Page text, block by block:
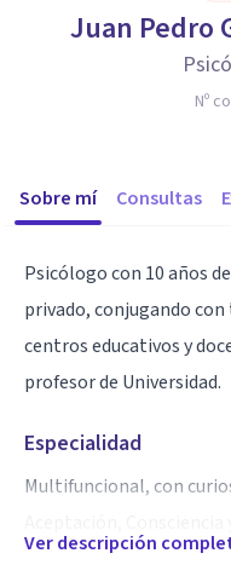
Juan Pedro
Nº
Sobre mí Consultas
Psicólogo con 10 años
privado, conjugando
centros educativos y
profesor de Universidad.
Especialidad
Multifuncional, con
Ver descripción